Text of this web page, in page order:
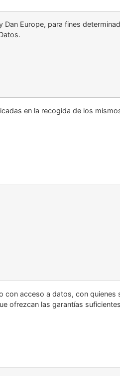
Europe, para fines
en la recogida de los
acceso a datos, con quienes
ofrezcan las garantías